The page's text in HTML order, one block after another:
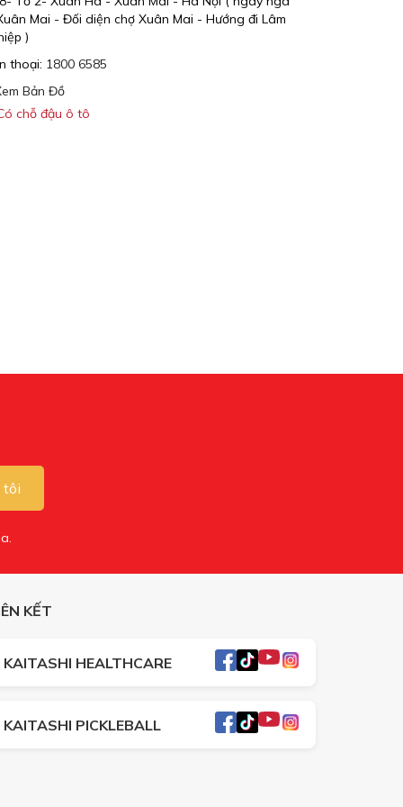
Mai - Đối diện chợ Xuân Mai - Hướng đi Lâm
)
thoại: 1800 6585
Bản Đồ
chỗ đậu ô tô
tôi
KẾT
KAITASHI HEALTHCARE
KAITASHI PICKLEBALL